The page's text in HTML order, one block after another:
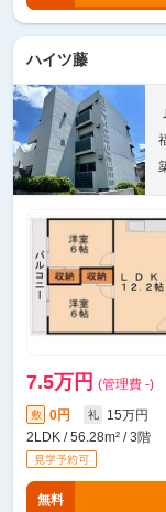
ハイツ藤
7.5万円 (管理費 -)
敷 0円 礼
15万円
2LDK / 56.28m² / 3階
無料